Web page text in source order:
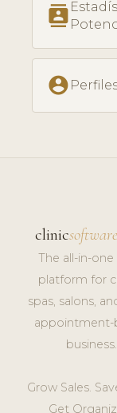
contacts
account_circle
clinicsoftware
The all-in-one
platform for
spas, salons,
appointment-
business.
Grow Sales.
Get